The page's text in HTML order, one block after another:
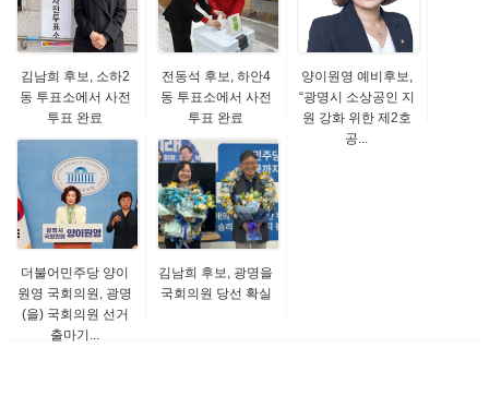
김남희 후보, 소하2
동 투표소에서 사전
투표 완료
전동석 후보, 하안4
동 투표소에서 사전
투표 완료
양이원영 예비후보,
“광명시 소상공인 지
원 강화 위한 제2호
공...
더불어민주당 양이
원영 국회의원, 광명
(을) 국회의원 선거
출마기...
김남희 후보, 광명을
국회의원 당선 확실